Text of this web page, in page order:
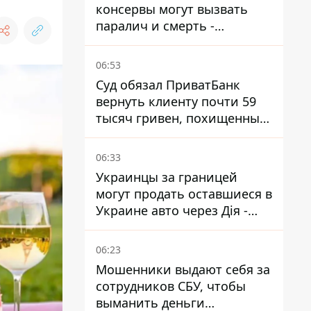
консервы могут вызвать
паралич и смерть -
Госрыбагентство
предупреждает о ботулизме
06:53
Суд обязал ПриватБанк
вернуть клиенту почти 59
тысяч гривен, похищенных
мошенниками
06:33
Украинцы за границей
могут продать оставшиеся в
Украине авто через Дія -
МВД
06:23
Мошенники выдают себя за
сотрудников СБУ, чтобы
выманить деньги